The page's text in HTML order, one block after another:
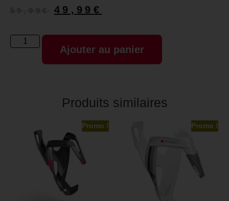
49,99 €
Ajouter au panier
Produits similaires
Promo ! Promo !